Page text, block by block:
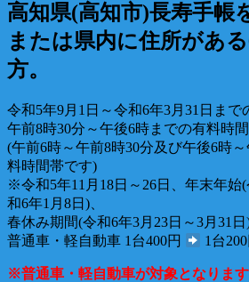
高知県(高知市)長寿手帳
または県内に住所があ
方。
令和5年9月1日～令和6年3月31日まで
午前8時30分～午後6時までの有料時
(午前6時～午前8時30分及び午後6時
料時間帯です)
※令和5年11月18日～26日、年末年始
和6年1月8日)、
春休み期間(令和6年3月23日～3月31日
普通車・軽自動車 1台400円
1台200
※普通車・軽自動車が対象となります